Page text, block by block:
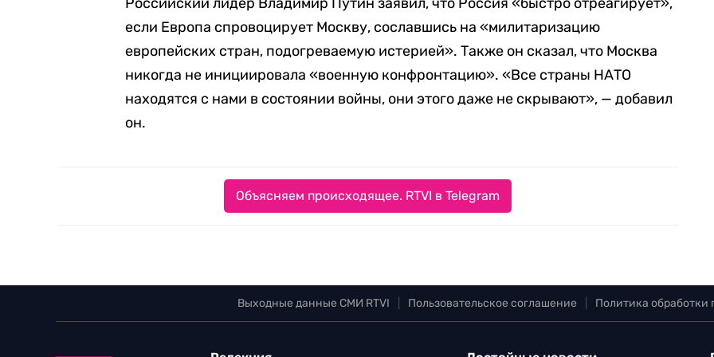
если Европа спровоцирует Москву, сославшись на «милитаризацию
европейских стран, подогреваемую истерией». Также он сказал, что Москва
никогда не инициировала «военную конфронтацию». «Все страны НАТО
находятся с нами в состоянии войны, они этого даже не скрывают», — добавил
он.
Объясняем происходящее. RTVI в Telegram
Выходные данные СМИ RTVI Пользовательское соглашение Политика